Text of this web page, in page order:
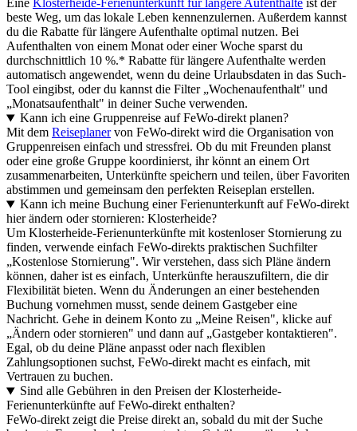
Eine Klosterheide-Ferienunterkunft für längere Aufenthalte ist der
beste Weg, um das lokale Leben kennenzulernen. Außerdem kannst
du die Rabatte für längere Aufenthalte optimal nutzen. Bei
Aufenthalten von einem Monat oder einer Woche sparst du
durchschnittlich 10 %.* Rabatte für längere Aufenthalte werden
automatisch angewendet, wenn du deine Urlaubsdaten in das Such-
Tool eingibst, oder du kannst die Filter „Wochenaufenthalt" und
„Monatsaufenthalt" in deiner Suche verwenden.
Kann ich eine Gruppenreise auf FeWo-direkt planen?
Mit dem Reiseplanervon FeWo-direkt wird die Organisation von
Gruppenreisen einfach und stressfrei. Ob du mit Freunden planst
oder eine große Gruppe koordinierst, ihr könnt an einem Ort
zusammenarbeiten, Unterkünfte speichern und teilen, über Favoriten
abstimmen und gemeinsam den perfekten Reiseplan erstellen.
Kann ich meine Buchung einer Ferienunterkunft auf FeWo-direkt
hier ändern oder stornieren: Klosterheide?
Um Klosterheide-Ferienunterkünfte mit kostenloser Stornierung zu
finden, verwende einfach FeWo-direkts praktischen Suchfilter
„Kostenlose Stornierung". Wir verstehen, dass sich Pläne ändern
können, daher ist es einfach, Unterkünfte herauszufiltern, die dir
Flexibilität bieten. Wenn du Änderungen an einer bestehenden
Buchung vornehmen musst, sende deinem Gastgeber eine
Nachricht. Gehe in deinem Konto zu „Meine Reisen", klicke auf
„Ändern oder stornieren" und dann auf „Gastgeber kontaktieren".
Egal, ob du deine Pläne anpasst oder nach flexiblen
Zahlungsoptionen suchst, FeWo-direkt macht es einfach, mit
Vertrauen zu buchen.
Sind alle Gebühren in den Preisen der Klosterheide-
Ferienunterkünfte auf FeWo-direkt enthalten?
FeWo-direkt zeigt die Preise direkt an, sobald du mit der Suche